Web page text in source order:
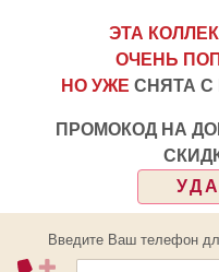
ЭТА
ОЧЕНЬ
НО УЖЕ СНЯТА С
ПРОМОКОД НА
Введите Ваш телефон